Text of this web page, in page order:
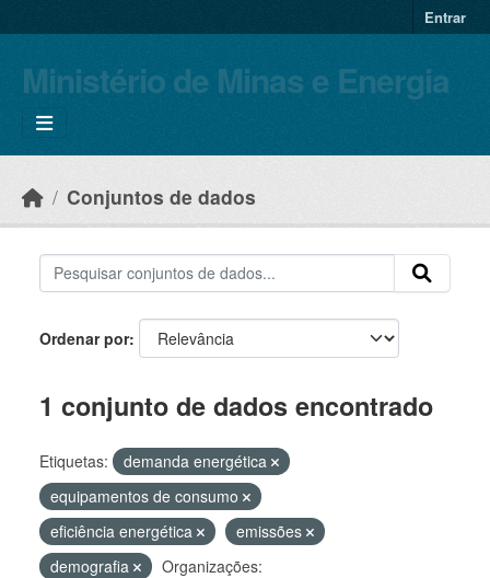
Entrar
Ministério de Minas e Energia
Conjuntos de dados
Ordenar por
1 conjunto de dados encontrado
Etiquetas:
demanda energética
equipamentos de consumo
eficiência energética
emissões
demografia
Organizações: